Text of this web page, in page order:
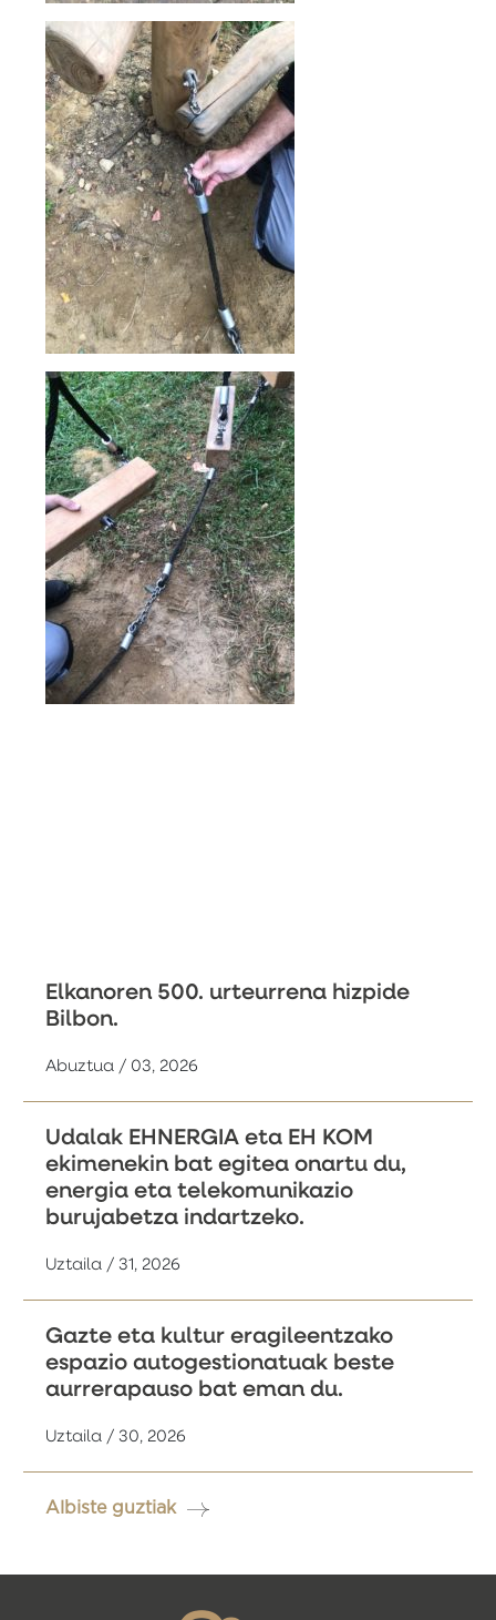
Elkanoren 500. urteurrena hizpide
Bilbon.
Abuztua / 03, 2026
Udalak EHNERGIA eta EH KOM
ekimenekin bat egitea onartu du,
energia eta telekomunikazio
burujabetza indartzeko.
Uztaila / 31, 2026
Gazte eta kultur eragileentzako
espazio autogestionatuak beste
aurrerapauso bat eman du.
Uztaila / 30, 2026
Albiste guztiak